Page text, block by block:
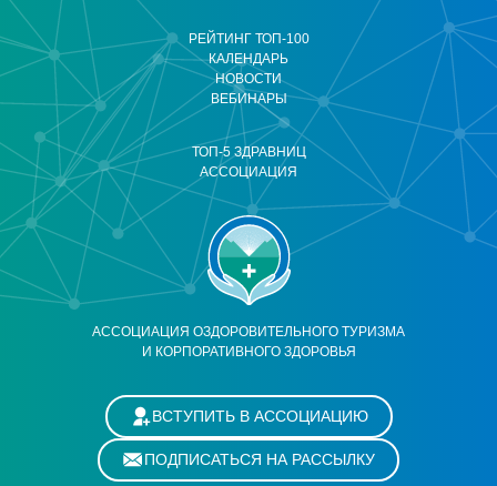
АССОЦИАЦИЯ ОЗДОРОВИТЕЛЬНОГО ТУРИЗМА
И КОРПОРАТИВНОГО ЗДОРОВЬЯ
РЕЙТИНГ ТОП-100
КАЛЕНДАРЬ
НОВОСТИ
ВЕБИНАРЫ
ТОП-5 ЗДРАВНИЦ
АССОЦИАЦИЯ
ВСТУПИТЬ В АССОЦИАЦИЮ
ПОДПИСАТЬСЯ НА РАССЫЛКУ